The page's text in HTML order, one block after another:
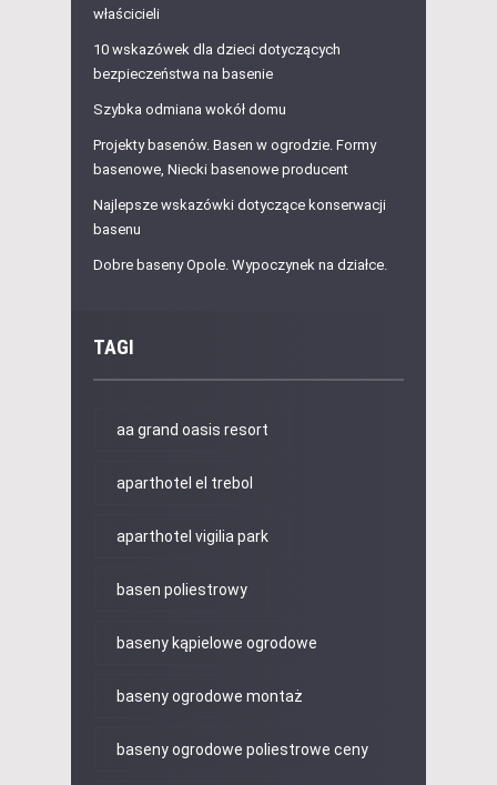
właścicieli
10 wskazówek dla dzieci dotyczących
bezpieczeństwa na basenie
Szybka odmiana wokół domu
Projekty basenów. Basen w ogrodzie. Formy
basenowe, Niecki basenowe producent
Najlepsze wskazówki dotyczące konserwacji
basenu
Dobre baseny Opole. Wypoczynek na działce.
TAGI
aa grand oasis resort
aparthotel el trebol
aparthotel vigilia park
basen poliestrowy
baseny kąpielowe ogrodowe
baseny ogrodowe montaż
baseny ogrodowe poliestrowe ceny